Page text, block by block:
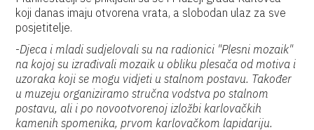
koji danas imaju otvorena vrata, a slobodan ulaz za sve
posjetitelje.
-Djeca i mladi sudjelovali su na radionici "Plesni mozaik"
na kojoj su izrađivali mozaik u obliku plesača od motiva i
uzoraka koji se mogu vidjeti u stalnom postavu. Također
u muzeju organiziramo stručna vodstva po stalnom
postavu, ali i po novootvorenoj izložbi karlovačkih
kamenih spomenika, prvom karlovačkom lapidariju.